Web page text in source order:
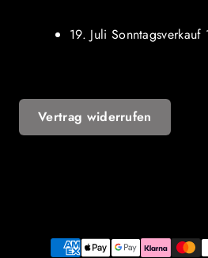
19. Juli
Vertrag widerrufen
Zahlungsarten
YouTube